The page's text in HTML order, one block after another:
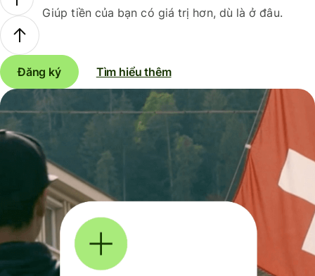
Giúp tiền của bạn có giá trị hơn, dù là ở đâu.
Đăng ký Tìm hiểu thêm